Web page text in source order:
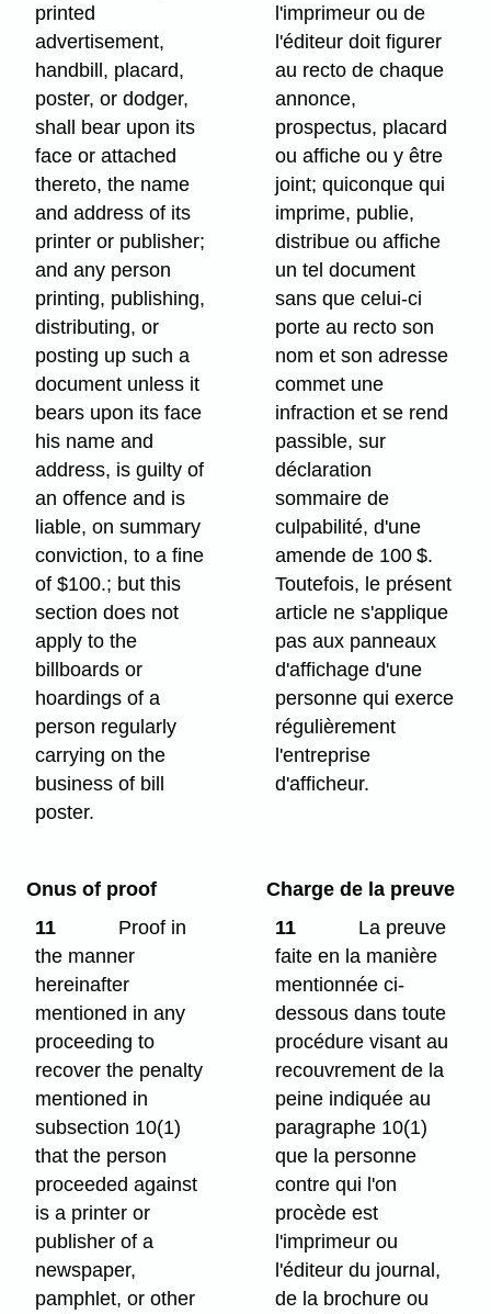
printed
advertisement,
handbill, placard,
poster, or dodger,
shall bear upon its
face or attached
thereto, the name
and address of its
printer or publisher;
and any person
printing, publishing,
distributing, or
posting up such a
document unless it
bears upon its face
his name and
address, is guilty of
an offence and is
liable, on summary
conviction, to a fine
of $100.; but this
section does not
apply to the
billboards or
hoardings of a
person regularly
carrying on the
business of bill
poster.
l'imprimeur ou de
l'éditeur doit figurer
au recto de chaque
annonce,
prospectus, placard
ou affiche ou y être
joint; quiconque qui
imprime, publie,
distribue ou affiche
un tel document
sans que celui-ci
porte au recto son
nom et son adresse
commet une
infraction et se rend
passible, sur
déclaration
sommaire de
culpabilité, d'une
amende de 100 $.
Toutefois, le présent
article ne s'applique
pas aux panneaux
d'affichage d'une
personne qui exerce
régulièrement
l'entreprise
d'afficheur.
Onus of proof
11
Proof in
the manner
hereinafter
mentioned in any
proceeding to
recover the penalty
mentioned in
subsection 10(1)
that the person
proceeded against
is a printer or
publisher of a
newspaper,
pamphlet, or other
Charge de la preuve
11
La preuve
faite en la manière
mentionnée ci-
dessous dans toute
procédure visant au
recouvrement de la
peine indiquée au
paragraphe 10(1)
que la personne
contre qui l'on
procède est
l'imprimeur ou
l'éditeur du journal,
de la brochure ou